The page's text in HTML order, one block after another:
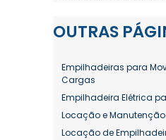
OUTRAS
Empilhadeiras para
Cargas
Empilhadeira Elétrica
Locação e
Locação de